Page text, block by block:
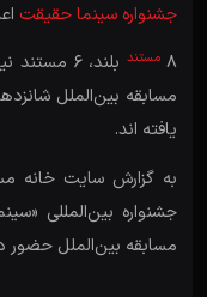
جشنواره سینما حقیقت
8 مستند
مسابقه بین‌الملل
یافته اند.
به گزارش سایت خانه
مسابقه بین‌الملل حضور